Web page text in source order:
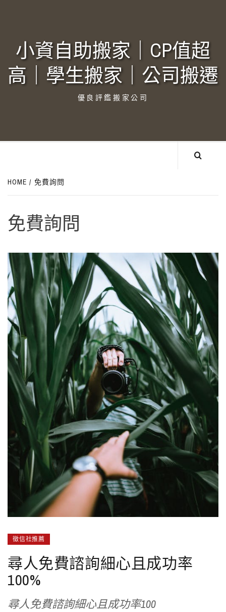
小資自助搬家｜CP值超
高｜學生搬家｜公司搬遷‎
優良評鑑搬家公司
HOME 免費詢問
免費詢問
徵信社推薦
尋人免費諮詢細心且成功率
100%
尋人免費諮詢細心且成功率100